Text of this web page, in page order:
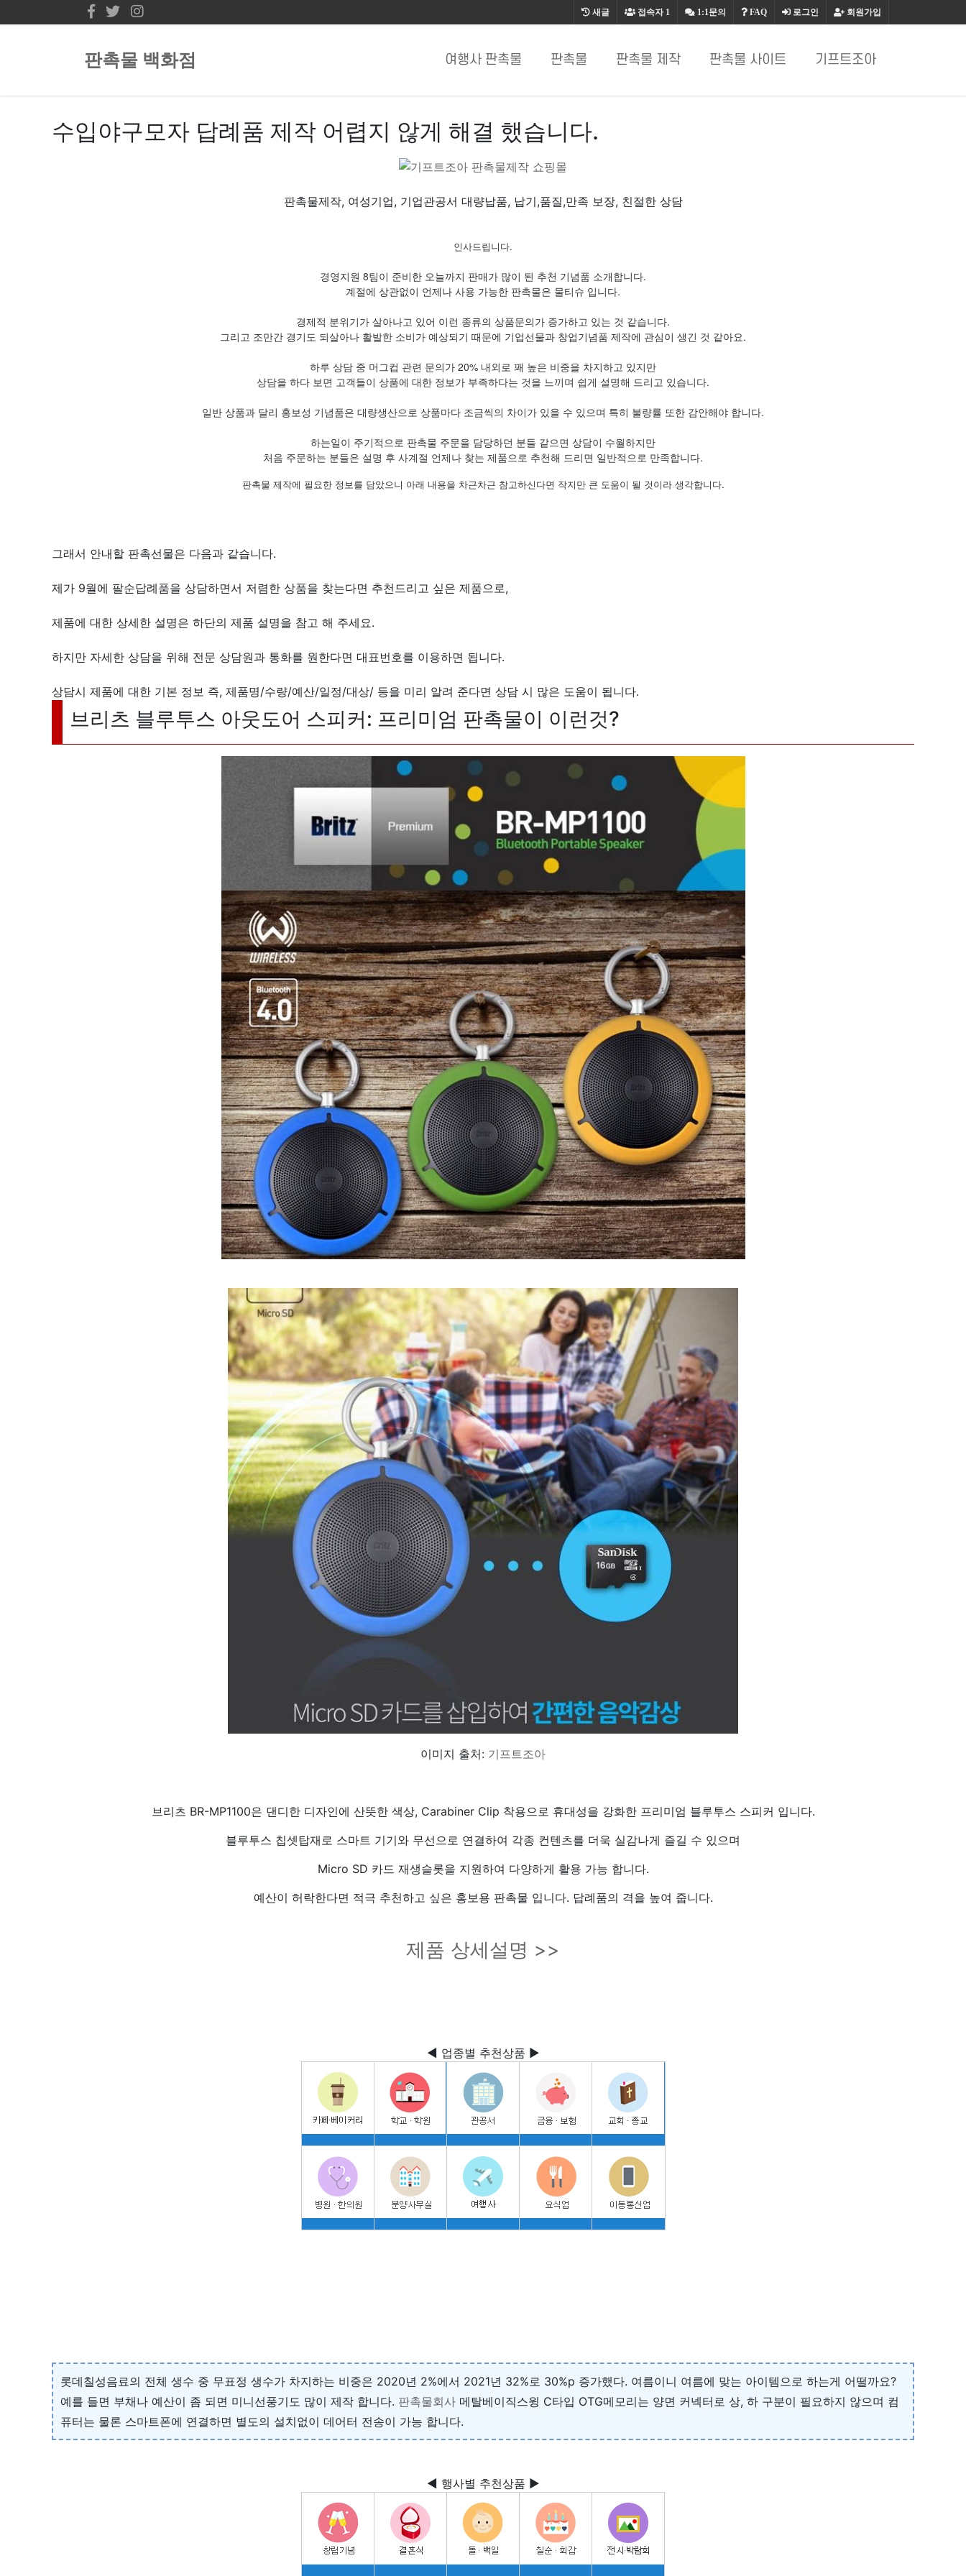
회원가입
로그인
FAQ
1:1문의
접속자1
새글
판촉물 백화점 여행사 판촉물 판촉물 판촉물 제작 판촉물 사이트 기프트조아
수입야구모자 답례품 제작 어렵지 않게 해결 했습니다.
판촉물제작, 여성기업, 기업관공서 대량납품, 납기,품질,만족 보장, 친절한 상담
인사드립니다.
경영지원 8팀이 준비한 오늘까지 판매가 많이 된 추천 기념품 소개합니다.
계절에 상관없이 언제나 사용 가능한 판촉물은 물티슈 입니다.
경제적 분위기가 살아나고 있어 이런 종류의 상품문의가 증가하고 있는 것 같습니다.
그리고 조만간 경기도 되살아나 활발한 소비가 예상되기 때문에 기업선물과 창업기념품 제작에 관심이 생긴 것 같아요.
하루 상담 중 머그컵 관련 문의가 20% 내외로 꽤 높은 비중을 차지하고 있지만
상담을 하다 보면 고객들이 상품에 대한 정보가 부족하다는 것을 느끼며 쉽게 설명해 드리고 있습니다.
일반 상품과 달리 홍보성 기념품은 대량생산으로 상품마다 조금씩의 차이가 있을 수 있으며 특히 불량률 또한 감안해야 합니다.
하는일이 주기적으로 판촉물 주문을 담당하던 분들 같으면 상담이 수월하지만
처음 주문하는 분들은 설명 후 사계절 언제나 찾는 제품으로 추천해 드리면 일반적으로 만족합니다.
판촉물 제작에 필요한 정보를 담았으니 아래 내용을 차근차근 참고하신다면 작지만 큰 도움이 될 것이라 생각합니다.
그래서 안내할 판촉선물은 다음과 같습니다.
제가 9월에 팔순답례품을 상담하면서 저렴한 상품을 찾는다면 추천드리고 싶은 제품으로,
제품에 대한 상세한 설명은 하단의 제품 설명을 참고 해 주세요.
하지만 자세한 상담을 위해 전문 상담원과 통화를 원한다면 대표번호를 이용하면 됩니다.
상담시 제품에 대한 기본 정보 즉, 제품명/수량/예산/일정/대상/ 등을 미리 알려 준다면 상담 시 많은 도움이 됩니다.
브리츠 블루투스 아웃도어 스피커: 프리미엄 판촉물이 이런것?
이미지 출처: 기프트조아
브리츠 BR-MP1100은 댄디한 디자인에 산뜻한 색상, Carabiner Clip 착용으로 휴대성을 강화한 프리미엄 블루투스 스피커 입니다.
블루투스 칩셋탑재로 스마트 기기와 무선으로 연결하여 각종 컨텐츠를 더욱 실감나게 즐길 수 있으며
Micro SD 카드 재생슬롯을 지원하여 다양하게 활용 가능 합니다.
예산이 허락한다면 적극 추천하고 싶은 홍보용 판촉물 입니다. 답례품의 격을 높여 줍니다.
제품 상세설명 >>
◀ 업종별 추천상품 ▶
롯데칠성음료의 전체 생수 중 무표정 생수가 차지하는 비중은 2020년 2%에서 2021년 32%로 30%p 증가했다. 여름이니 여름에 맞는 아이템으로 하는게 어떨까요?
예를 들면 부채나 예산이 좀 되면 미니선풍기도 많이 제작 합니다. 판촉물회사 메탈베이직스윙 C타입 OTG메모리는 양면 커넥터로 상, 하 구분이 필요하지 않으며 컴
퓨터는 물론 스마트폰에 연결하면 별도의 설치없이 데어터 전송이 가능 합니다.
◀ 행사별 추천상품 ▶